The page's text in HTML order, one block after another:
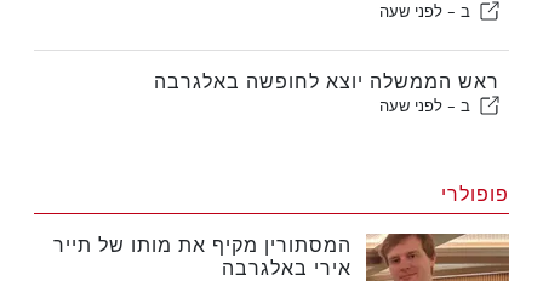
ב - לפני שעה
ראש הממשלה יוצא לחופשה באלגרבה
ב - לפני שעה
פופולרי
המסתורין מקיף את מותו של תייר
אירי באלגרבה